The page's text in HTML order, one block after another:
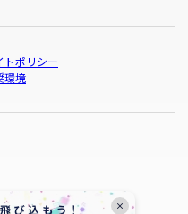
トポリシー
環境